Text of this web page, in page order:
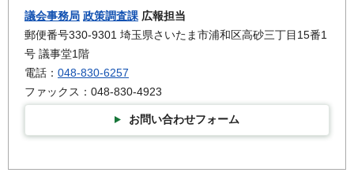
議会事務局 政策調査課 広報担当
郵便番号330-9301 埼玉県さいたま市浦和区高砂三丁目15番1
号 議事堂1階
電話： 048-830-6257
ファックス：048-830-4923
お問い合わせフォーム